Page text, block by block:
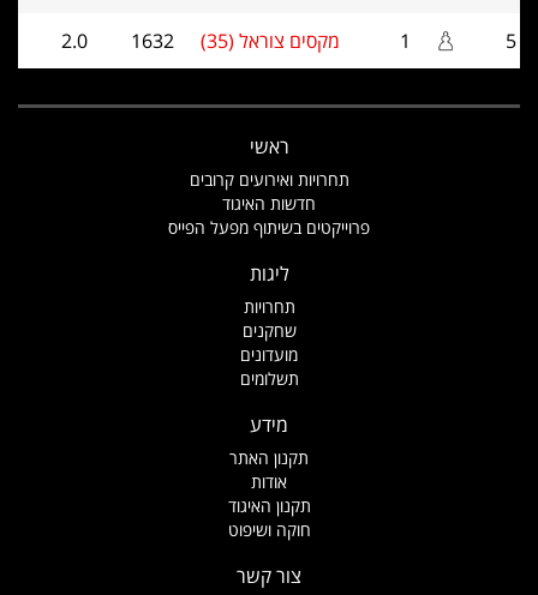
5
1 מקסים צוראל (35) 1632
2.0
ראשי
תחרויות ואירועים קרובים
חדשות האיגוד
פרוייקטים בשיתוף מפעל הפייס
ליגות
תחרויות
שחקנים
מועדונים
תשלומים
מידע
תקנון האתר
אודות
תקנון האיגוד
חוקה ושיפוט
צור קשר